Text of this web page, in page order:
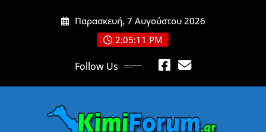
Παρασκευή, 7 Αυγούστου 2026
2:05:13 PM
Follow Us